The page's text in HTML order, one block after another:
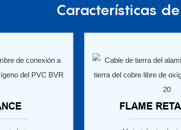
Características
FLAME